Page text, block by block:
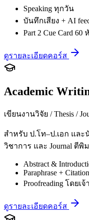
Speaking ทุกวัน
บันทึกเสียง + AI
Part 2 Cue Card 60
ดูรายละเอียดคอร์ส
Academic
เขียนงานวิจัย / Thesis /
สำหรับ ป.โท–ป.เอก แล
วิชาการ และ Journal ตีพิ
Abstract &
Paraphrase + Citation
Proofreading โดยเ
ดูรายละเอียดคอร์ส